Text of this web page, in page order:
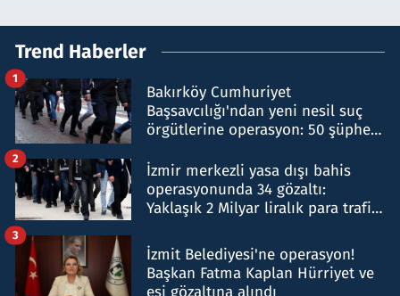
Trend Haberler
Bakırköy Cumhuriyet
Başsavcılığı'ndan yeni nesil suç
örgütlerine operasyon: 50 şüpheli
1
İzmir merkezli yasa dışı bahis
operasyonunda 34 gözaltı:
Yaklaşık 2 Milyar liralık para trafiği
2
İzmit Belediyesi'ne operasyon!
Başkan Fatma Kaplan Hürriyet ve
eşi gözaltına alındı
3